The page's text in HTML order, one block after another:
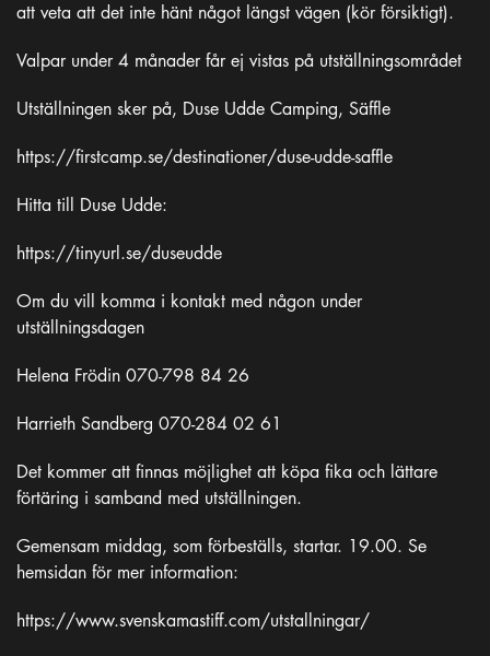
att veta att det inte hänt något längst vägen (kör försiktigt).
Valpar under 4 månader får ej vistas på utställningsområdet
Utställningen sker på, Duse Udde Camping, Säffle
https://firstcamp.se/destinationer/duse-udde-saffle
Hitta till Duse Udde:
https://tinyurl.se/duseudde
Om du vill komma i kontakt med någon under
utställningsdagen
Helena Frödin 070-798 84 26
Harrieth Sandberg 070-284 02 61
Det kommer att finnas möjlighet att köpa fika och lättare
förtäring i samband med utställningen.
Gemensam middag, som förbeställs, startar. 19.00. Se
hemsidan för mer information:
https://www.svenskamastiff.com/utstallningar/